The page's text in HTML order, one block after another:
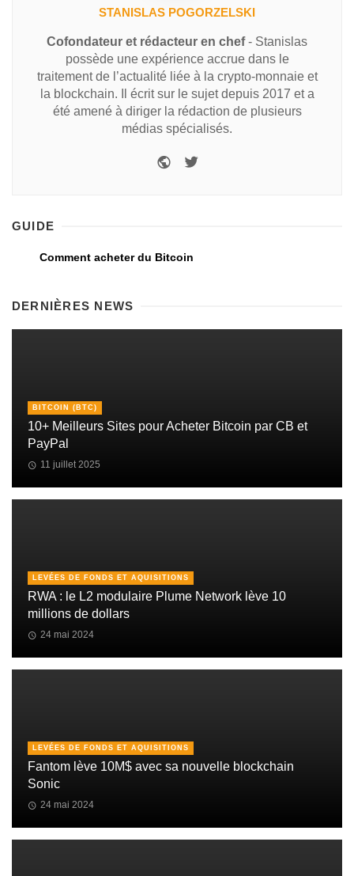
STANISLAS POGORZELSKI
Cofondateur et rédacteur en chef- Stanislas
possède une expérience accrue dans le
traitement de l’actualité liée à la crypto-monnaie et
la blockchain. Il écrit sur le sujet depuis 2017 et a
été amené à diriger la rédaction de plusieurs
médias spécialisés.
GUIDE
Comment acheter du Bitcoin
DERNIÈRES NEWS
BITCOIN (BTC)
10+ Meilleurs Sites pour Acheter Bitcoin par CB et
PayPal
11 juillet 2025
LEVÉES DE FONDS ET AQUISITIONS
RWA : le L2 modulaire Plume Network lève 10
millions de dollars
24 mai 2024
LEVÉES DE FONDS ET AQUISITIONS
Fantom lève 10M$ avec sa nouvelle blockchain
Sonic
24 mai 2024